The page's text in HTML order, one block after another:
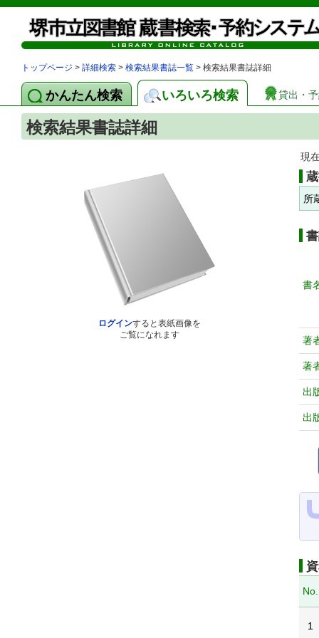
トップページ > 詳細検索 > 検索結果書誌一覧 > 検索結果書誌詳細
かんたん検索 いろいろ検索 貸出・
検索結果書誌詳細
ログインすると表紙画像を
ご覧になれます
現
所
書
著
著
出
出
No.
1